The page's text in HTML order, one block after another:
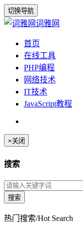
切换导航
词雅网
首页
在线工具
PHP编程
网络技术
IT技术
JavaScript教程
×关闭
搜索
热门搜索/Hot Search